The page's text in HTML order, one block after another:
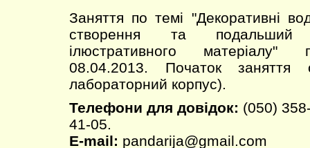
Заняття по темі "Декоративні
створення та подальший
ілюстративного матеріалу"
08.04.2013. Початок
лабораторний корпус).
Телефони для довідок: (050)
41-05.
E-mail: pandarija@gmail.com